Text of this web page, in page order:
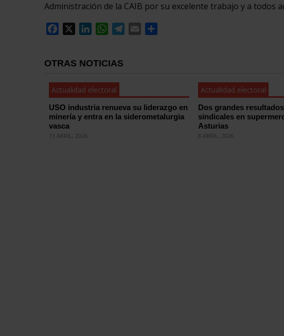
Administración de la CAIB por su excelente trabajo y a todos
Facebook
LinkedInWhatsApp
Telegram
Email
OTRAS NOTICIAS
Actualidad electoral
USO industria renueva su liderazgo en
minería y entra en la siderometalurgia
vasca
13 ABRIL, 2026
Actualidad electoral
Dos grandes
sindicales en
Asturias
8 ABRIL, 2026